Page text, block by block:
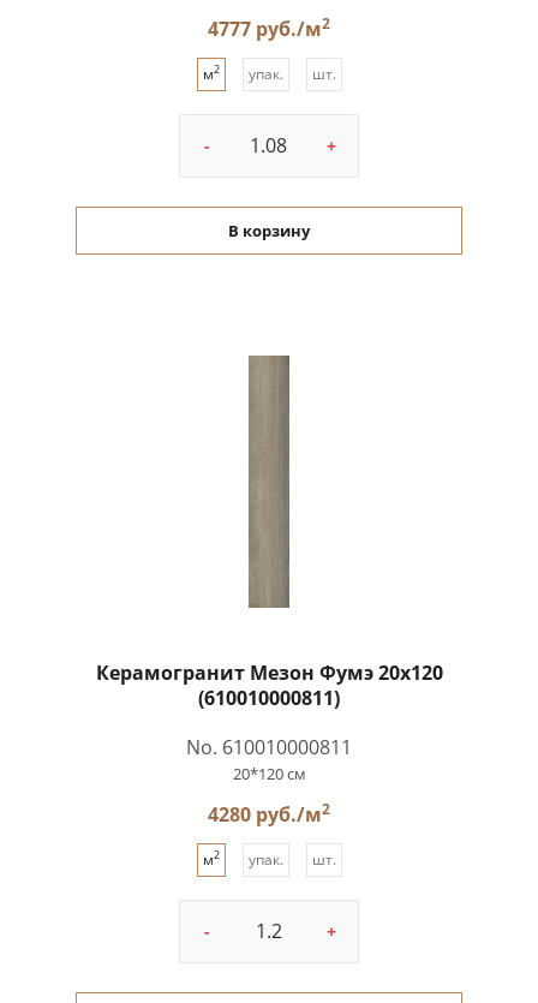
4777 руб./м2
м2 упак. шт.
- +
В корзину
Керамогранит Мезон Фумэ 20x120
(610010000811)
No. 610010000811
20*120 см
4280 руб./м2
м2 упак. шт.
- +